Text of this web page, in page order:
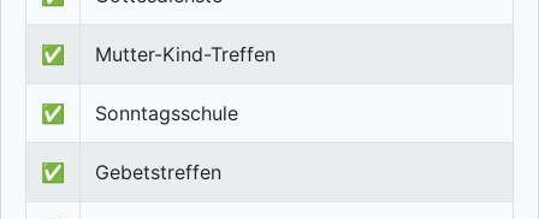
✅ Mutter-Kind-Treffen
✅ Sonntagsschule
✅ Gebetstreffen